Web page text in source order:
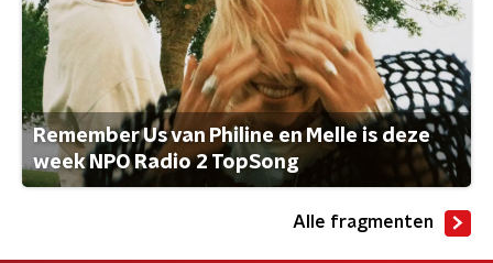
Remember Us van Philine en Melle is deze
week NPO Radio 2 TopSong
Alle fragmenten